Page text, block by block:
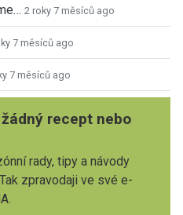
2 roky 7 měsíců ago
7 měsíců ago
7 měsíců ago
recept nebo
rady, tipy a návody
zpravodaji ve své e-